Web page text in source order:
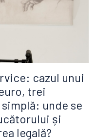
cazul unui
trei
unde se
și
legală?